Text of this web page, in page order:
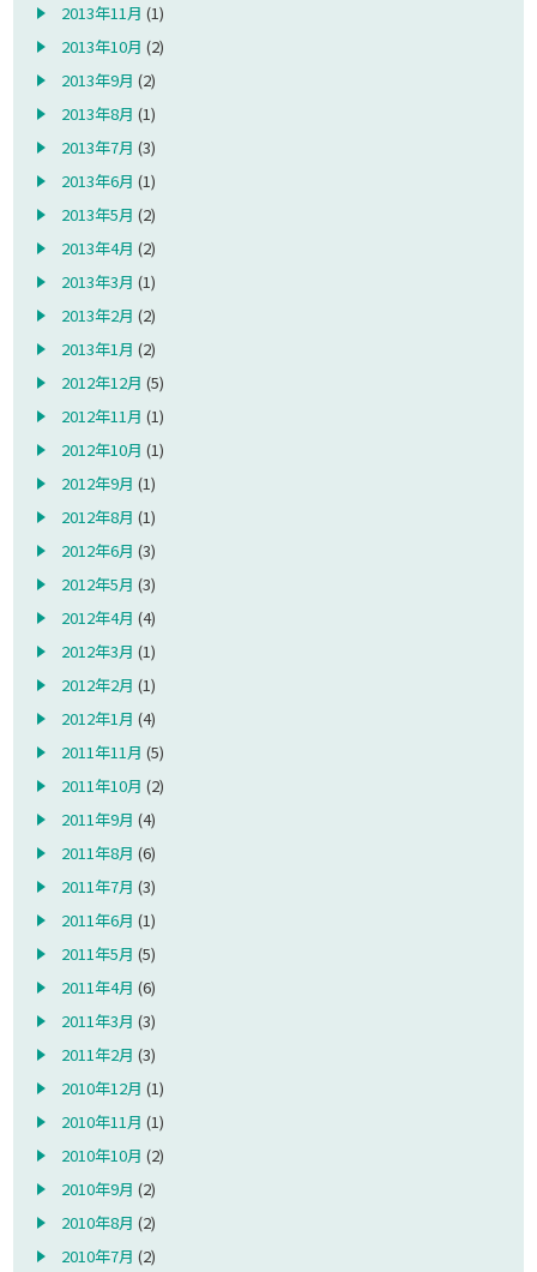
2013年11月 (1)
2013年10月 (2)
2013年9月 (2)
2013年8月 (1)
2013年7月 (3)
2013年6月 (1)
2013年5月 (2)
2013年4月 (2)
2013年3月 (1)
2013年2月 (2)
2013年1月 (2)
2012年12月 (5)
2012年11月 (1)
2012年10月 (1)
2012年9月 (1)
2012年8月 (1)
2012年6月 (3)
2012年5月 (3)
2012年4月 (4)
2012年3月 (1)
2012年2月 (1)
2012年1月 (4)
2011年11月 (5)
2011年10月 (2)
2011年9月 (4)
2011年8月 (6)
2011年7月 (3)
2011年6月 (1)
2011年5月 (5)
2011年4月 (6)
2011年3月 (3)
2011年2月 (3)
2010年12月 (1)
2010年11月 (1)
2010年10月 (2)
2010年9月 (2)
2010年8月 (2)
2010年7月 (2)